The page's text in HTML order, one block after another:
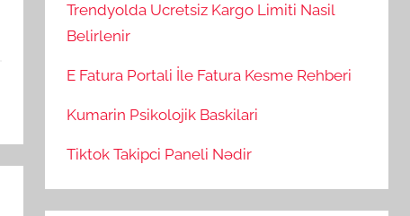
Trendyolda Ucretsiz Kargo Limiti Nasil
Belirlenir
E Fatura Portali İle Fatura Kesme Rehberi
Kumarin Psikolojik Baskilari
Tiktok Takipci Paneli Nədir